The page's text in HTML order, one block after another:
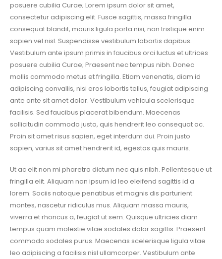
posuere cubilia Curae; Lorem ipsum dolor sit amet,
consectetur adipiscing elit. Fusce sagittis, massa fringilla
consequat blandit, mauris ligula porta nisi, non tristique enim
sapien vel nisl. Suspendisse vestibulum lobortis dapibus.
Vestibulum ante ipsum primis in faucibus orci luctus et ultrices
posuere cubilia Curae; Praesent nec tempus nibh. Donec
mollis commodo metus et fringilla. Etiam venenatis, diam id
adipiscing convallis, nisi eros lobortis tellus, feugiat adipiscing
ante ante sit amet dolor. Vestibulum vehicula scelerisque
facilisis. Sed faucibus placerat bibendum. Maecenas
sollicitudin commodo justo, quis hendrerit leo consequat ac.
Proin sit amet risus sapien, eget interdum dui. Proin justo
sapien, varius sit amet hendrerit id, egestas quis mauris.
Ut ac elit non mi pharetra dictum nec quis nibh. Pellentesque ut
fringilla elit. Aliquam non ipsum id leo eleifend sagittis id a
lorem. Sociis natoque penatibus et magnis dis parturient
montes, nascetur ridiculus mus. Aliquam massa mauris,
viverra et rhoncus a, feugiat ut sem. Quisque ultricies diam
tempus quam molestie vitae sodales dolor sagittis. Praesent
commodo sodales purus. Maecenas scelerisque ligula vitae
leo adipiscing a facilisis nisl ullamcorper. Vestibulum ante